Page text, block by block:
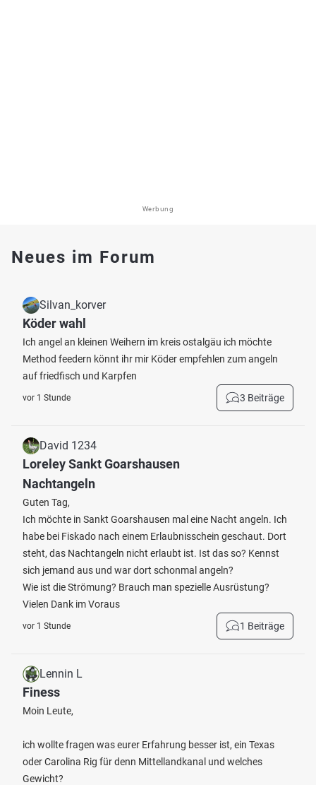
Werbung
Neues im Forum
Silvan_korver
Köder wahl
Ich angel an kleinen Weihern im kreis ostalgäu ich möchte
Method feedern könnt ihr mir Köder empfehlen zum angeln
auf friedfisch und Karpfen
vor 1 Stunde 3 Beiträge
David 1234
Loreley Sankt Goarshausen
Nachtangeln
Guten Tag,
Ich möchte in Sankt Goarshausen mal eine Nacht angeln. Ich
habe bei Fiskado nach einem Erlaubnisschein geschaut. Dort
steht, das Nachtangeln nicht erlaubt ist. Ist das so? Kennst
sich jemand aus und war dort schonmal angeln?
Wie ist die Strömung? Brauch man spezielle Ausrüstung?
Vielen Dank im Voraus
vor 1 Stunde 1 Beiträge
Lennin L
Finess
Moin Leute,
ich wollte fragen was eurer Erfahrung besser ist, ein Texas
oder Carolina Rig für denn Mittellandkanal und welches
Gewicht?